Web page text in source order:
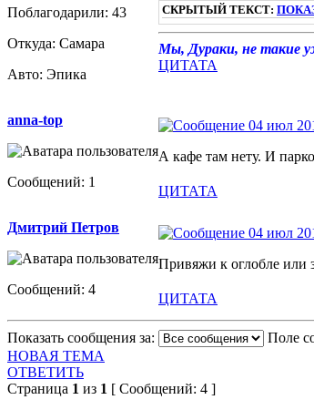
Поблагодарили: 43
Откуда: Самара
Авто: Эпика
СКРЫТЫЙ ТЕКСТ:
Мы, Дураки, не такие
ЦИТАТА
anna-top
Сообщений: 1
04 июл
А кафе там нету. И
ЦИТАТА
Дмитрий Петров
Сообщений: 4
04 июл
Привяжи к оглобле или
ЦИТАТА
Показать сообщения за:
Поле
НОВАЯ ТЕМА
ОТВЕТИТЬ
Страница 1 из 1 [ Сообщений: 4 ]